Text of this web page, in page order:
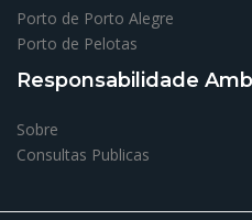
Porto de Porto Alegre
Porto de Pelotas
Responsabilidade
Sobre
Consultas Publicas